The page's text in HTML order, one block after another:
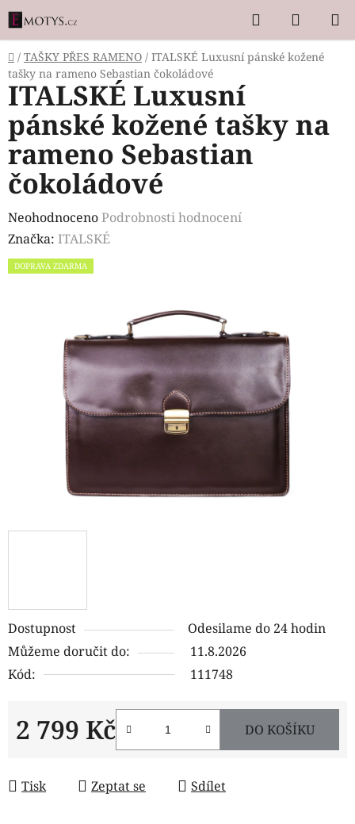
Přejít
na
obsah
Hledat
KOŠÍK
Domů
/ TAŠKY PŘES RAMENO / ITALSKÉ Luxusní pánské kožené
tašky na rameno Sebastian čokoládové
Dostupnost
Odesilame do 24 hodin
Můžeme doručit do:
11.8.2026
Kód:
111748
2 799 Kč DO KOŠÍKU
Tisk Zeptat se Sdílet
ITALSKÉ Luxusní
pánské kožené tašky na
rameno Sebastian
čokoládové
Průměrné
hodnocení
produktu
hvězdiček.
NeohodnocenoPodrobnosti hodnocení
Značka: ITALSKÉ
DOPRAVA ZDARMA